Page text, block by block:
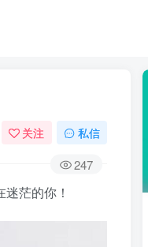
关注 私信
247
茫的你！